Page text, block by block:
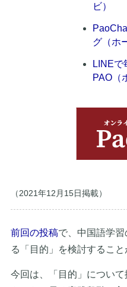
ビ）
グ（ホ
LINEで
PAO（
（2021年12月15日掲載）
前回の投稿で、中国語学
る「目的」を検討すること
今回は、「目的」につい